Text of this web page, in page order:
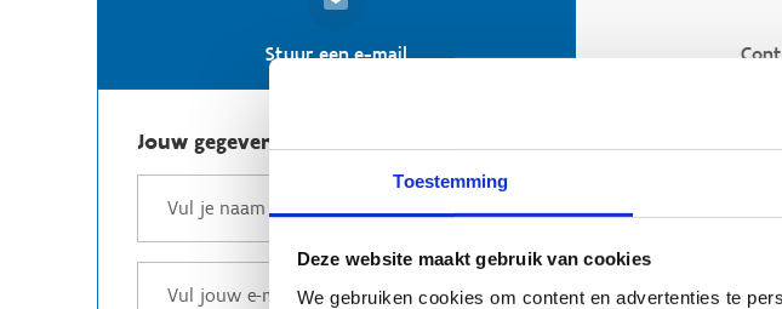
Toestemming
Deze website maakt gebruik van cookies
We gebruiken cookies om content en advertenties te
Stuur een e-mail
Jouw gegevens